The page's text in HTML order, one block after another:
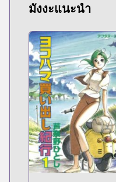
มังงะแนะนำ